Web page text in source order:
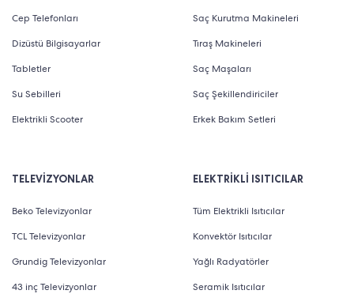
Cep Telefonları
Dizüstü Bilgisayarlar
Tabletler
Su Sebilleri
Elektrikli Scooter
Saç Kurutma Makineleri
Tıraş Makineleri
Saç Maşaları
Saç Şekillendiriciler
Erkek Bakım Setleri
TELEVİZYONLAR
Beko Televizyonlar
TCL Televizyonlar
Grundig Televizyonlar
43 inç Televizyonlar
ELEKTRİKLİ ISITICILAR
Tüm Elektrikli Isıtıcılar
Konvektör Isıtıcılar
Yağlı Radyatörler
Seramik Isıtıcılar